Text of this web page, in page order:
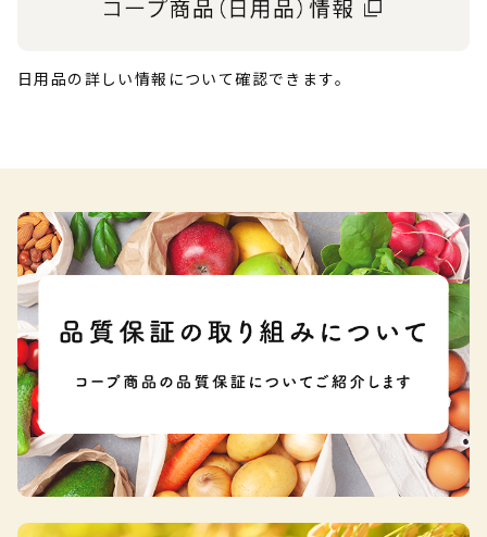
日用品の詳しい情報について確認できます。